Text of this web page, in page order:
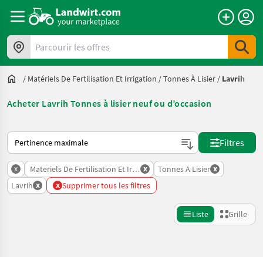
Parcourir les offres
/ Matériels De Fertilisation Et Irrigation /Tonnes À Lisier / Lavrih
Acheter Lavrih Tonnes à lisier neuf ou d’occasion
Voici comment les annonces sont triées sur Landwirt.com
Filtres
x Materiels De Fertilisation Et Irrigation
x Tonnes A Lisier x
Lavrih x x Supprimer tous les filtres
Liste Grille